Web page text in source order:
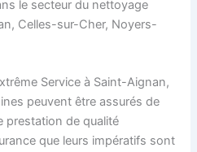
le secteur du nettoyage
Celles-sur-Cher, Noyers-
Service à Saint-Aignan,
peuvent être assurés de
prestation de qualité
que leurs impératifs sont